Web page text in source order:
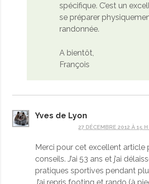
spécifique. C’est un
se préparer
randonnée.
A bientôt,
François
Yves de Lyon
27 DÉCEMBRE 2012 À 15
Merci pour cet excellent article
conseils. J’ai 53 ans et j’ai
pratiques sportives pendant